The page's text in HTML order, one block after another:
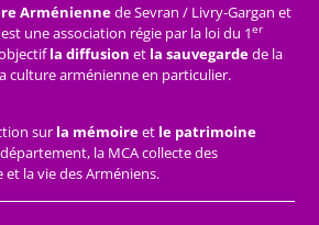
Arméniennede Sevran / Livry-Gargan et
une association régie par la loi du 1er
la diffusion et la sauvegardede la
culture arménienne en particulier.
sur la mémoireet le patrimoine
la MCA collecte des
et la vie des Arméniens.